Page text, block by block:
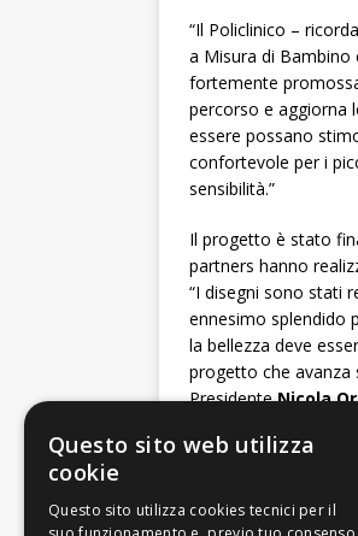
“Il Policlinico –
a Misura di Bambino
fortemente
percorso e aggiorna
essere possano
confortevole per i
sensibilità.”
Il progetto è stato
partners hanno
“I disegni sono stati
ennesimo splendido
la bellezza deve
progetto che avanza
PresidenteNicola
“Molte
di Diagnostica per
timore o
Questo sito web utilizza
cookie